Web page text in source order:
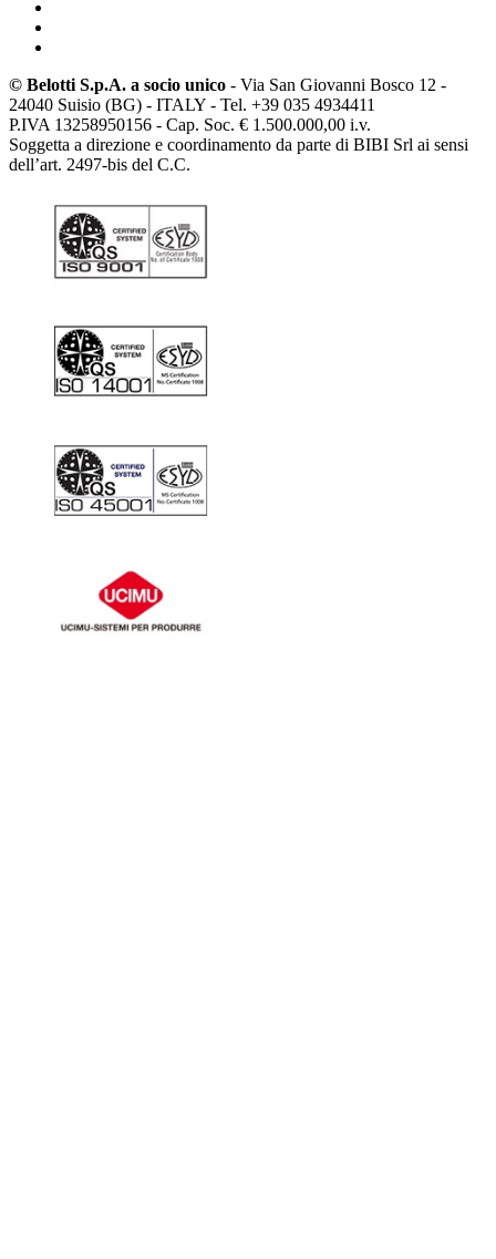
© Belotti S.p.A. a socio unico - Via San Giovanni Bosco 12 -
24040 Suisio (BG) - ITALY - Tel. +39 035 4934411
P.IVA 13258950156 - Cap. Soc. € 1.500.000,00 i.v.
Soggetta a direzione e coordinamento da parte di BIBI Srl ai sensi
dell’art. 2497-bis del C.C.